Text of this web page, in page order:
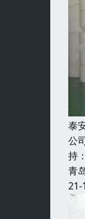
泰
公
持
青
21-